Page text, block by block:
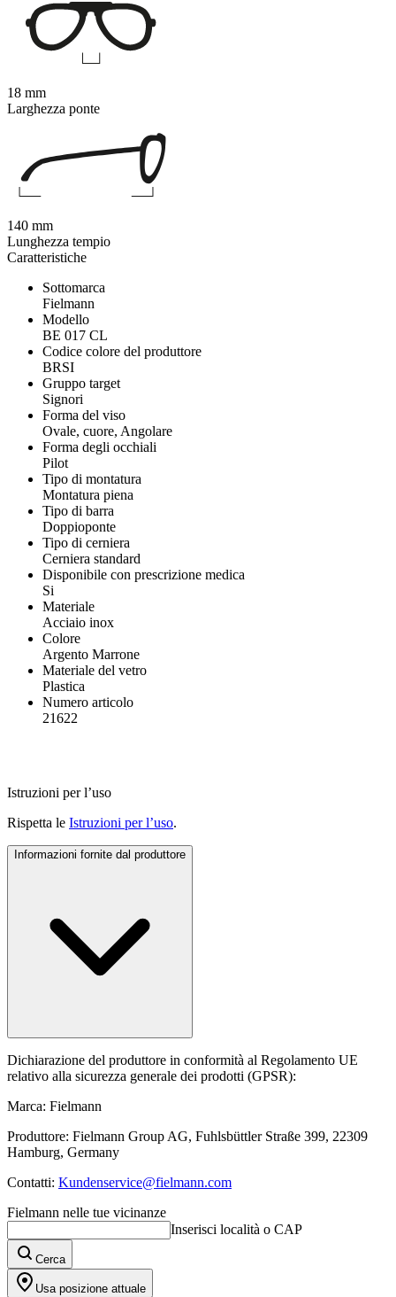
Caratteristiche
Sottomarca
Fielmann
Modello
BE 017 CL
Codice colore del produttore
BRSI
Gruppo target
Signori
Forma del viso
Ovale, cuore, Angolare
Forma degli occhiali
Pilot
Tipo di montatura
Montatura piena
Tipo di barra
Doppioponte
Tipo di cerniera
Cerniera standard
Disponibile con prescrizione medica
Si
Materiale
Acciaio inox
Colore
Argento Marrone
Materiale del vetro
Plastica
Numero articolo
21622
Istruzioni per l’uso
Rispetta le Istruzioni per l’uso.
Informazioni fornite dal produttore
Dichiarazione del produttore in conformità al Regolamento UE
relativo alla sicurezza generale dei prodotti (GPSR):
Marca: Fielmann
Produttore: Fielmann Group AG, Fuhlsbüttler Straße 399, 22309
Hamburg, Germany
Contatti: Kundenservice@fielmann.com
18 mm
Larghezza ponte
140 mm
Lunghezza tempio
Fielmann nelle tue vicinanze
Inserisci località o CAP
Cerca
Usa posizione attuale